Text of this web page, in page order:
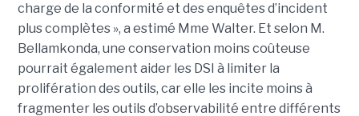
charge de la conformité et des enquêtes d’incident
plus complètes », a estimé Mme Walter. Et selon M.
Bellamkonda, une conservation moins coûteuse
pourrait également aider les DSI à limiter la
prolifération des outils, car elle les incite moins à
fragmenter les outils d’observabilité entre différents